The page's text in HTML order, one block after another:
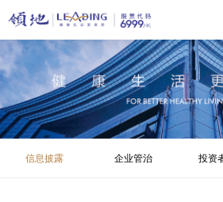
信息披露 企业管治 投资